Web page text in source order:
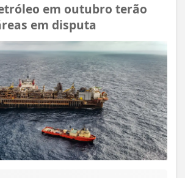
em outubro terão
em disputa